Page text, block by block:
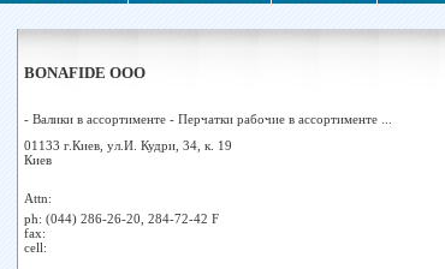
BONAFIDE ООО
- Валики в ассортименте - Перчатки рабочие в ассортименте ...
01133 г.Киев, ул.И. Кудри, 34, к. 19
Киев
Attn:
ph: (044) 286-26-20, 284-72-42 F
fax:
cell: